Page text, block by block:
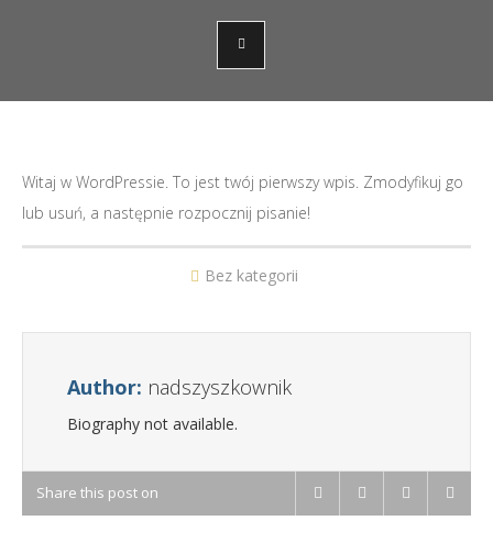
Witaj w WordPressie. To jest twój pierwszy wpis. Zmodyfikuj go
lub usuń, a następnie rozpocznij pisanie!
Bez kategorii
Author: nadszyszkownik
Biography not available.
Share this post on